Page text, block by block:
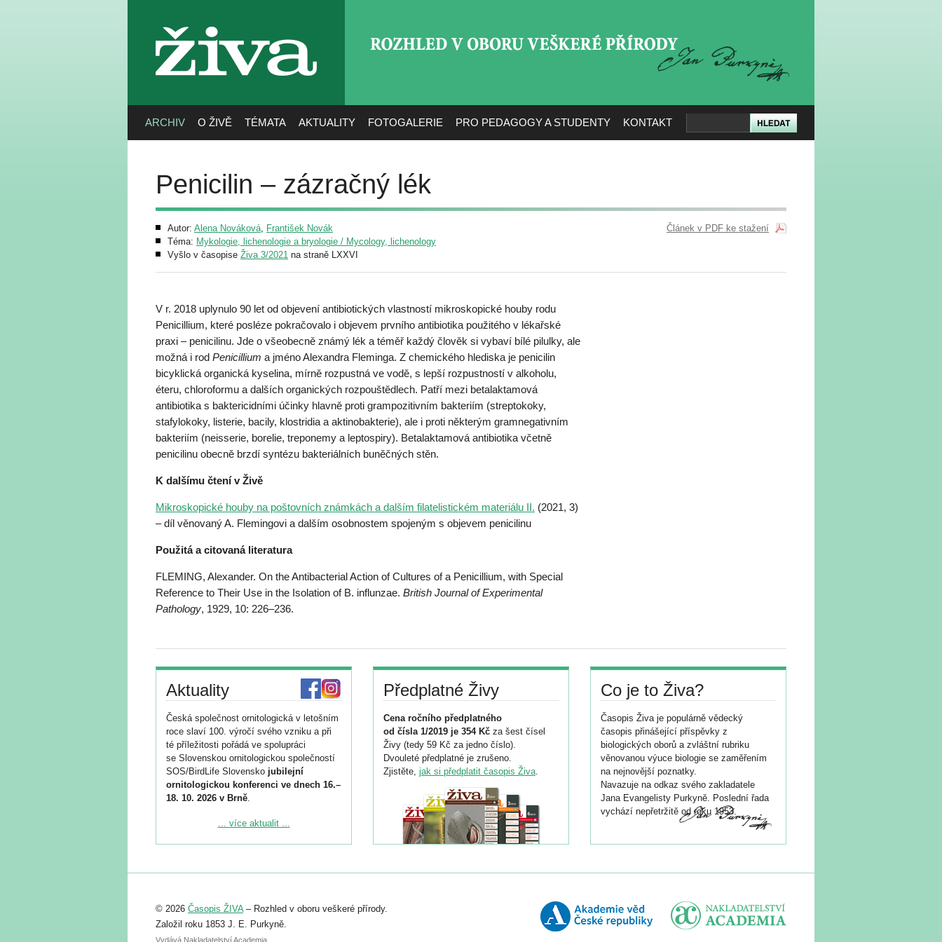
živa
ARCHIV O ŽIVĚ TÉMATA AKTUALITY FOTOGALERIE PRO PEDAGOGY A STUDENTY KONTAKT
Penicilin – zázračný lék
Autor: Alena Nováková, František Novák
Téma: Mykologie, lichenologie a bryologie / Mycology, lichenology
Vyšlo v časopise Živa 3/2021 na straně LXXVI
Článek v PDF ke stažení
V r. 2018 uplynulo 90 let od objevení antibiotických vlastností mikroskopické houby rodu
Penicillium, které posléze pokračovalo i objevem prvního antibiotika použitého v lékařské
praxi – penicilinu. Jde o všeobecně známý lék a téměř každý člověk si vybaví bílé pilulky, ale
možná i rod Penicillium a jméno Alexandra Fleminga. Z chemického hlediska je penicilin
bicyklická organická kyselina, mírně rozpustná ve vodě, s lepší rozpustností v alkoholu,
éteru, chloroformu a dalších organických rozpouštědlech. Patří mezi betalaktamová
antibiotika s baktericidními účinky hlavně proti grampozitivním bakteriím (streptokoky,
stafylokoky, listerie, bacily, klostridia a aktinobakterie), ale i proti některým gramnegativním
bakteriím (neisserie, borelie, treponemy a leptospiry). Betalaktamová antibiotika včetně
penicilinu obecně brzdí syntézu bakteriálních buněčných stěn.
K dalšímu čtení v Živě
Mikroskopické houby na poštovních známkách a dalším filatelistickém materiálu II. (2021, 3)
– díl věnovaný A. Flemingovi a dalším osobnostem spojeným s objevem penicilinu
Použitá a citovaná literatura
FLEMING, Alexander. On the Antibacterial Action of Cultures of a Penicillium, with Special
Reference to Their Use in the Isolation of B. influnzae. British Journal of Experimental
Pathology, 1929, 10: 226–236.
Aktuality
Česká společnost ornitologická v letošním
roce slaví 100. výročí svého vzniku a při
té příležitosti pořádá ve spolupráci
se Slovenskou ornitologickou společností
SOS/BirdLife Slovensko jubilejní
ornitologickou konferenci ve dnech 16.–
18. 10. 2026 v Brně.
Podrobnější informace ke konferenci
Registrovat se můžete do 6. září.
abstraktu přihlášené přednášky nebo
posteru je už 30. června.
... více aktualit ...
Předplatné Živy
Cena ročního předplatného
od čísla 1/2019 je 354 Kč za šest čísel
Živy (tedy 59 Kč za jedno číslo).
Dvouleté předplatné je zrušeno.
Zjistěte, jak si předplatit časopis Živa.
Co je to Živa?
Časopis Živa je populárně vědecký
časopis přinášející příspěvky z
biologických oborů a zvláštní rubriku
věnovanou výuce biologie se zaměřením
na nejnovější poznatky.
Navazuje na odkaz svého zakladatele
Jana Evangelisty Purkyně. Poslední řada
vychází nepřetržitě od roku 1953.
© 2026 Časopis ŽIVA– Rozhled v oboru veškeré přírody.
Založil roku 1853 J. E. Purkyně.
Vydává Nakladatelství Academia,